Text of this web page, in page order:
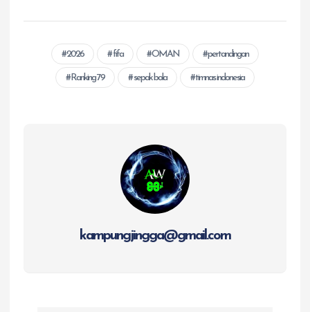
2026 fifa OMAN pertandingan
Ranking 79 sepak bola timnas indonesia
kampungjingga@gmail.com